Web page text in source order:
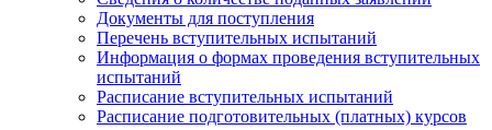
Документы для поступления
Перечень вступительных испытаний
Информация о формах проведения вступительных
испытаний
Расписание вступительных испытаний
Расписание подготовительных (платных) курсов